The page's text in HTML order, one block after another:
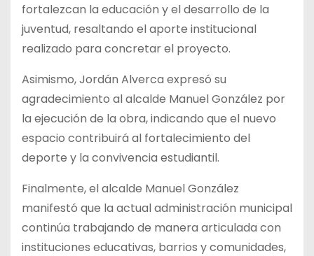
fortalezcan la educación y el desarrollo de la
juventud, resaltando el aporte institucional
realizado para concretar el proyecto.
Asimismo, Jordán Alverca expresó su
agradecimiento al alcalde Manuel González por
la ejecución de la obra, indicando que el nuevo
espacio contribuirá al fortalecimiento del
deporte y la convivencia estudiantil.
Finalmente, el alcalde Manuel González
manifestó que la actual administración municipal
continúa trabajando de manera articulada con
instituciones educativas, barrios y comunidades,